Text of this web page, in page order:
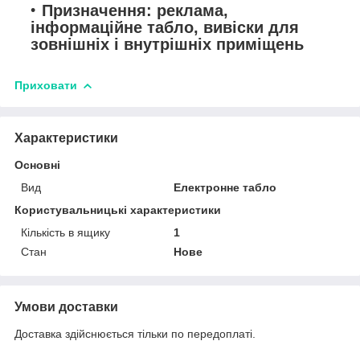
Призначення: реклама,
інформаційне табло, вивіски для
зовнішніх і внутрішніх приміщень
Приховати
Характеристики
Основні
Вид
Електронне табло
Користувальницькі характеристики
Кількість в ящику
1
Стан
Нове
Умови доставки
Доставка здійснюється тільки по передоплаті.